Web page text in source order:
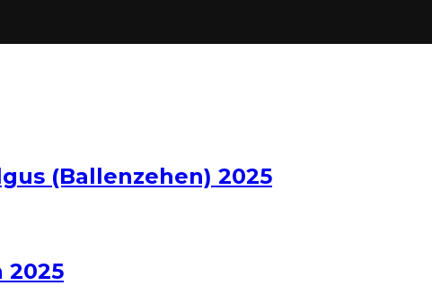
(Ballenzehen) 2025
2025